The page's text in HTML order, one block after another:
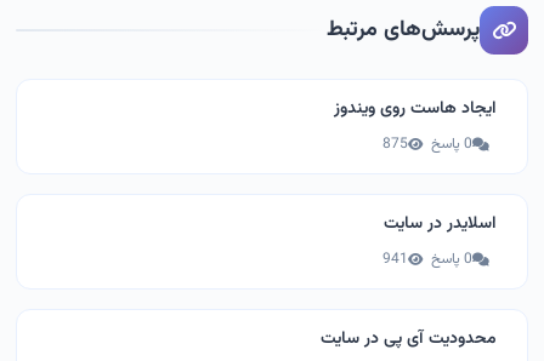
پرسش‌های مرتبط
ایجاد هاست روی ویندوز
0 پاسخ 875
اسلایدر در سایت
0 پاسخ 941
محدودیت آی پی در سایت